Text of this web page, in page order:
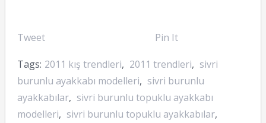
Tweet Pin It
Tags: 2011 kış trendleri, 2011 trendleri, sivri
burunlu ayakkabı modelleri, sivri burunlu
ayakkabılar, sivri burunlu topuklu ayakkabı
modelleri, sivri burunlu topuklu ayakkabılar,